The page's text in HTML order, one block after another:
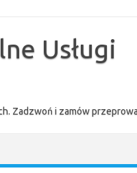
Usługi
Zadzwoń i zamów